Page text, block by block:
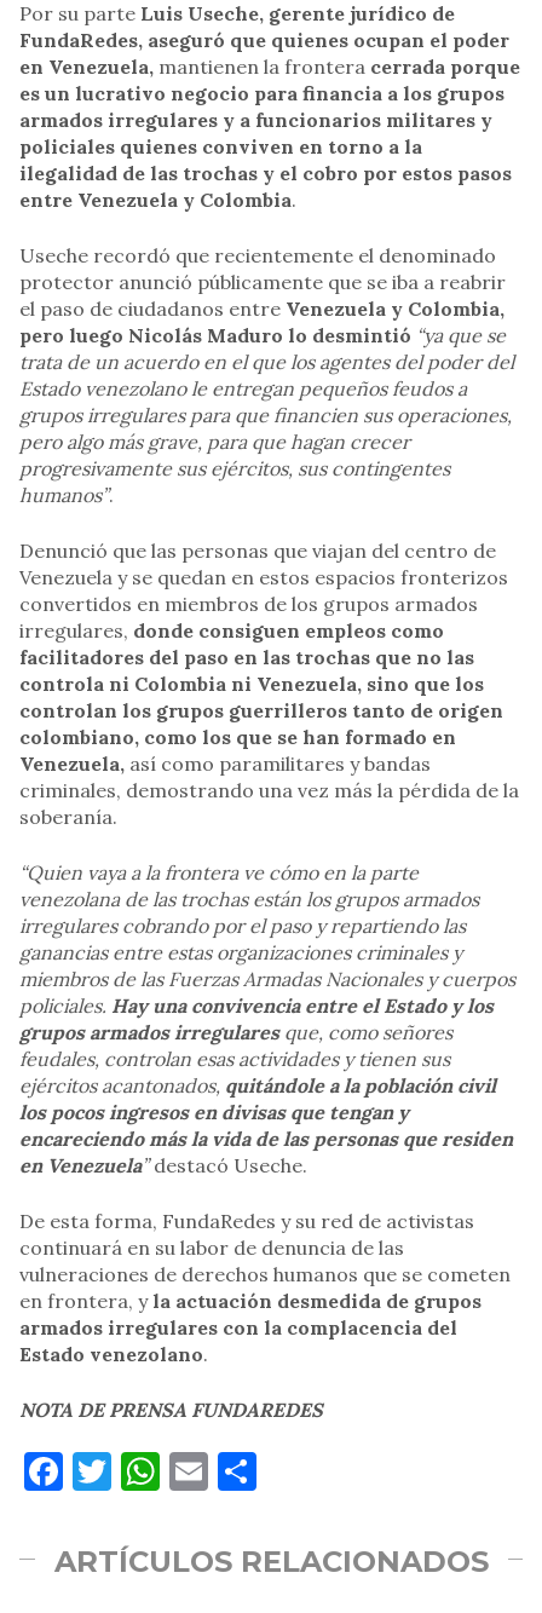
Por su parte Luis Useche, gerente jurídico de
FundaRedes, aseguró que quienes ocupan el poder
en Venezuela, mantienen la frontera cerrada porque
es un lucrativo negocio para financia a los grupos
armados irregulares y a funcionarios militares y
policiales quienes conviven en torno a la
ilegalidad de las trochas y el cobro por estos pasos
entre Venezuela y Colombia.
Useche recordó que recientemente el denominado
protector anunció públicamente que se iba a reabrir
el paso de ciudadanos entre Venezuela y Colombia,
pero luego Nicolás Maduro lo desmintió “ya que se
trata de un acuerdo en el que los agentes del poder del
Estado venezolano le entregan pequeños feudos a
grupos irregulares para que financien sus operaciones,
pero algo más grave, para que hagan crecer
progresivamente sus ejércitos, sus contingentes
humanos”.
Denunció que las personas que viajan del centro de
Venezuela y se quedan en estos espacios fronterizos
convertidos en miembros de los grupos armados
irregulares, donde consiguen empleos como
facilitadores del paso en las trochas que no las
controla ni Colombia ni Venezuela, sino que los
controlan los grupos guerrilleros tanto de origen
colombiano, como los que se han formado en
Venezuela, así como paramilitares y bandas
criminales, demostrando una vez más la pérdida de la
soberanía.
“Quien vaya a la frontera ve cómo en la parte
venezolana de las trochas están los grupos armados
irregulares cobrando por el paso y repartiendo las
ganancias entre estas organizaciones criminales y
miembros de las Fuerzas Armadas Nacionales y cuerpos
policiales. Hay una convivencia entre el Estado y los
grupos armados irregularesque, como señores
feudales, controlan esas actividades y tienen sus
ejércitos acantonados, quitándole a la población civil
los pocos ingresos en divisas que tengan y
encareciendo más la vida de las personas que residen
en Venezuela”destacó Useche.
De esta forma, FundaRedes y su red de activistas
continuará en su labor de denuncia de las
vulneraciones de derechos humanos que se cometen
en frontera, y la actuación desmedida de grupos
armados irregulares con la complacencia del
Estado venezolano.
NOTA DE PRENSA FUNDAREDES
Facebook
Twitter
WhatsApp
Email
ARTÍCULOS RELACIONADOS